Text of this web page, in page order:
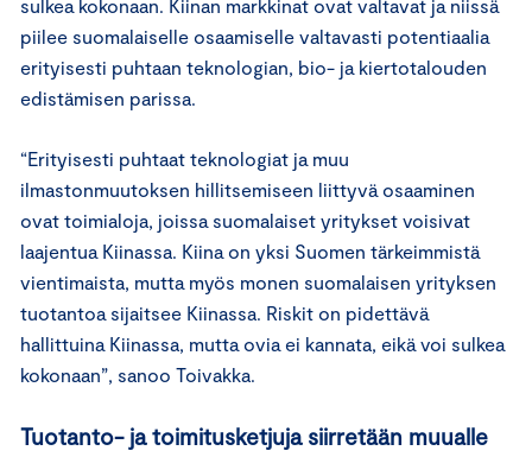
sulkea kokonaan. Kiinan markkinat ovat valtavat ja niissä
piilee suomalaiselle osaamiselle valtavasti potentiaalia
erityisesti puhtaan teknologian, bio- ja kiertotalouden
edistämisen parissa.
“Erityisesti puhtaat teknologiat ja muu
ilmastonmuutoksen hillitsemiseen liittyvä osaaminen
ovat toimialoja, joissa suomalaiset yritykset voisivat
laajentua Kiinassa. Kiina on yksi Suomen tärkeimmistä
vientimaista, mutta myös monen suomalaisen yrityksen
tuotantoa sijaitsee Kiinassa. Riskit on pidettävä
hallittuina Kiinassa, mutta ovia ei kannata, eikä voi sulkea
kokonaan”, sanoo Toivakka.
Tuotanto- ja toimitusketjuja siirretään muualle